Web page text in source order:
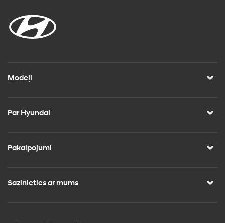
Modeļi
Par Hyundai
Pakalpojumi
Sazinieties ar mums